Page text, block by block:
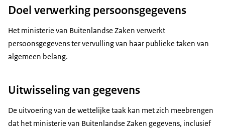
Doel verwerking persoonsgegevens
Het ministerie van Buitenlandse Zaken verwerkt
persoonsgegevens ter vervulling van haar publieke taken van
algemeen belang.
Uitwisseling van gegevens
De uitvoering van de wettelijke taak kan met zich meebrengen
dat het ministerie van Buitenlandse Zaken gegevens, inclusief